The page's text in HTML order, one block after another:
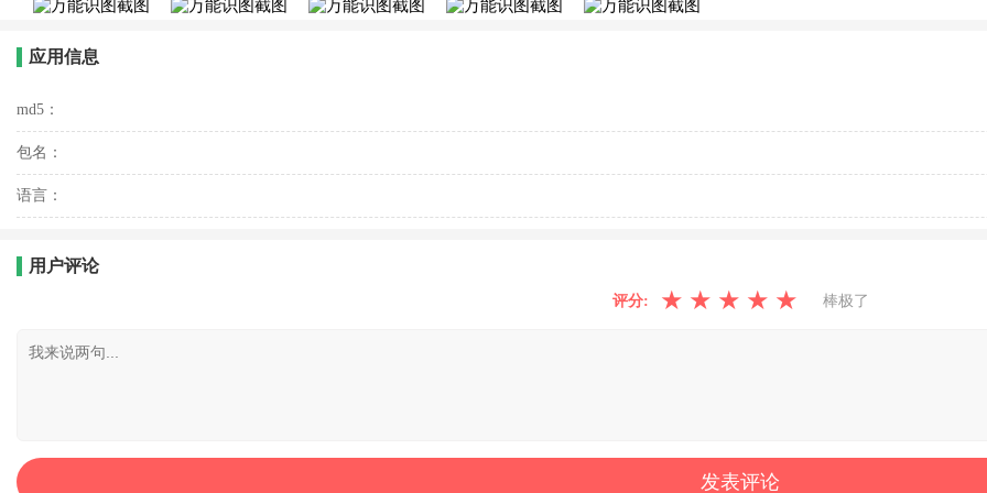
应用信息
md5：
包名：
语言：
用户评论
评分: ★ ★ ★ ★ ★ 棒极了